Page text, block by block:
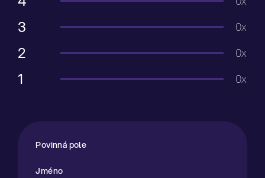
3 0x
2 0x
1 0x
Povinná pole
Jméno